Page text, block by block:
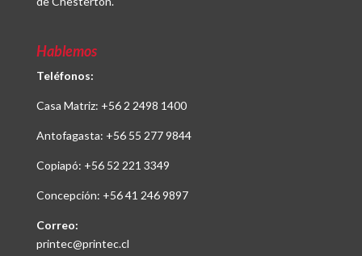
Hablemos
Teléfonos:
Casa Matriz: +56 2 2498 1400
Antofagasta: +56 55 277 9844
Copiapó: +56 52 221 3349
Concepción: +56 41 246 9897
Correo:
printec@printec.cl